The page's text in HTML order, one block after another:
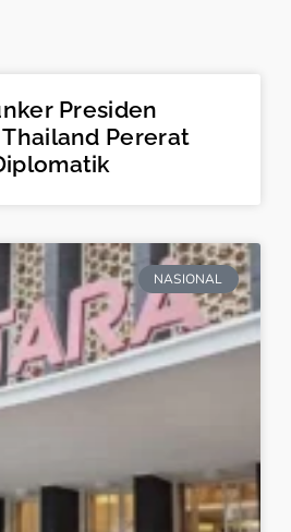
Presiden
Pererat
NASIONAL